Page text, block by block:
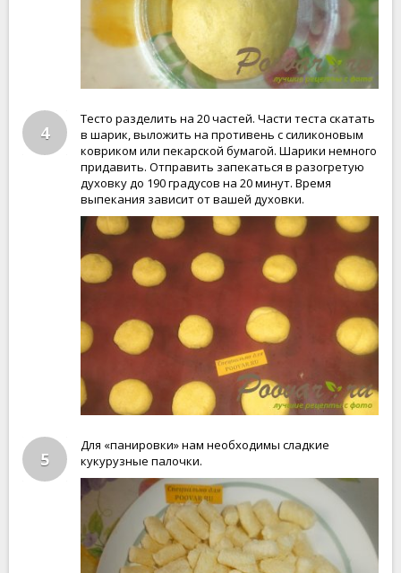
4
Тесто разделить на 20 частей. Части теста скатать
в шарик, выложить на противень с силиконовым
ковриком или пекарской бумагой. Шарики немного
придавить. Отправить запекаться в разогретую
духовку до 190 градусов на 20 минут. Время
выпекания зависит от вашей духовки.
5
Для «панировки» нам необходимы сладкие
кукурузные палочки.